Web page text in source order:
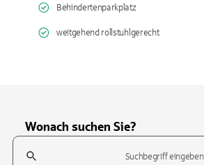
Behindertenparkplatz
weitgehend rollstuhlgerecht
Wonach suchen Sie?
Suchfeld